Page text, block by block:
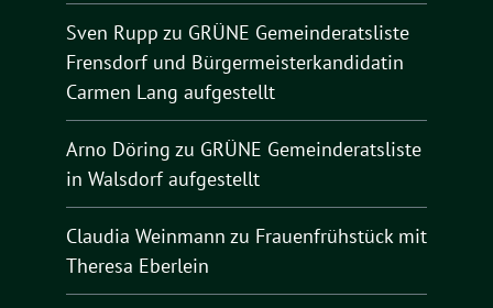
Sven Rupp zu GRÜNE Gemeinderatsliste
Frensdorf und Bürgermeisterkandidatin
Carmen Lang aufgestellt
Arno Döring zu GRÜNE Gemeinderatsliste
in Walsdorf aufgestellt
Claudia Weinmann zu Frauenfrühstück mit
Theresa Eberlein